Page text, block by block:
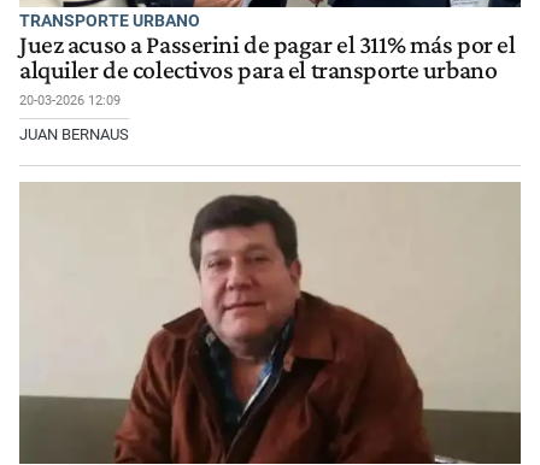
TRANSPORTE URBANO
Juez acuso a Passerini de pagar el 311% más por el
alquiler de colectivos para el transporte urbano
20-03-2026 12:09
JUAN BERNAUS